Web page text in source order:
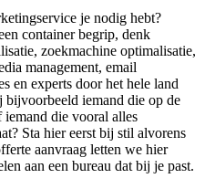
je nodig hebt?
container begrip, denk
zoekmachine optimalisatie,
management, email
en experts door het hele land
iemand die op de
die vooral alles
Sta hier eerst bij stil alvorens
aanvraag letten we hier
aan een bureau dat bij je past.